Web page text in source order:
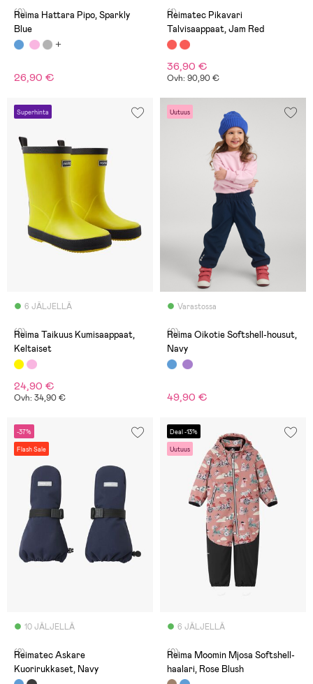
(0)
Reima Hattara Pipo, Sparkly
Blue
26,90 €
(1)
Reimatec Pikavari
Talvisaappaat, Jam Red
36,90 €
Ovh: 90,90 €
Superhinta
6 JÄLJELLÄ
(0)
Reima Taikuus Kumisaappaat,
Keltaiset
24,90 €
Ovh: 34,90 €
Uutuus
Varastossa
(0)
Reima Oikotie Softshell-housut,
Navy
49,90 €
-37%
Flash Sale
10 JÄLJELLÄ
(2)
Reimatec Askare
Kuorirukkaset, Navy
Deal -13%
Uutuus
6 JÄLJELLÄ
(0)
Reima Moomin Mjosa Softshell-
haalari, Rose Blush